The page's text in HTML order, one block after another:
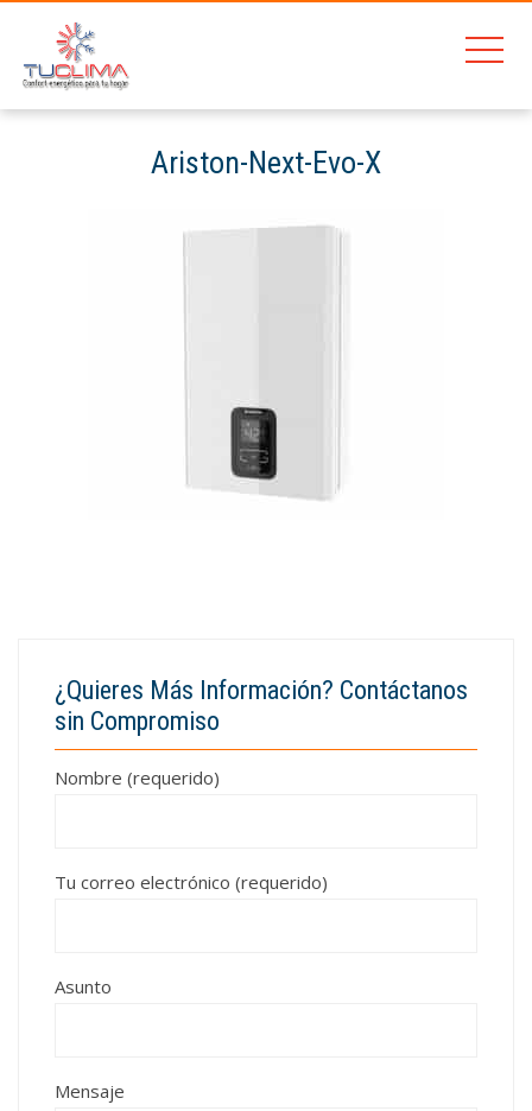
Ariston-Next-Evo-X
¿Quieres Más Información? Contáctanos
sin Compromiso
Nombre (requerido)
Tu correo electrónico (requerido)
Asunto
Mensaje